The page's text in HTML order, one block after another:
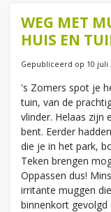
WEG MET
HUIS EN
Gepubliceerd op 10 juli
's Zomers spot je
tuin, van de
vlinder. Helaas zijn
bent. Eerder
die je in het park,
Teken brengen
Oppassen dus!
irritante muggen
binnenkort